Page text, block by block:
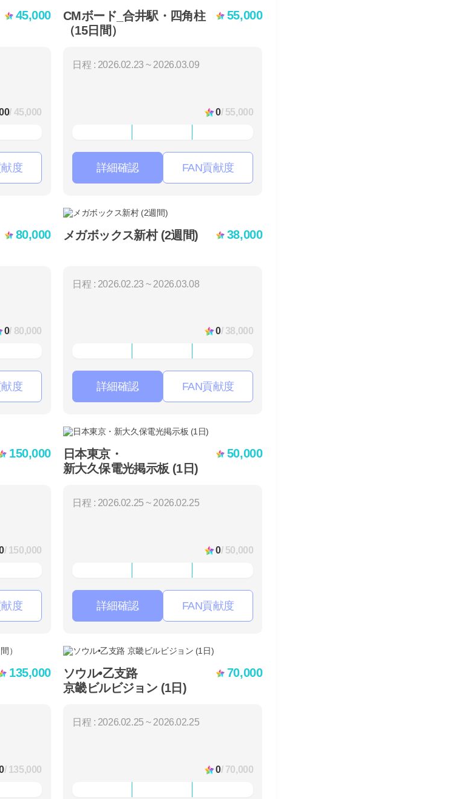
45,000
/ 45,000
度
CMボード_合井駅・四角柱
（15日間）
55,000
日程 : 2026.02.23 ~ 2026.03.09
0/ 55,000
詳細確認 FAN貢献度
80,000
0/ 80,000
度
メガボックス新村 (2週間) 38,000
日程 : 2026.02.23 ~ 2026.03.08
0/ 38,000
詳細確認 FAN貢献度
150,000
/ 150,000
度
日本東京・
新大久保電光掲示板 (1日)
50,000
日程 : 2026.02.25 ~ 2026.02.25
0/ 50,000
詳細確認 FAN貢献度
135,000
/ 135,000
ソウル•乙支路
京畿ビルビジョン (1日)
70,000
日程 : 2026.02.25 ~ 2026.02.25
0/ 70,000